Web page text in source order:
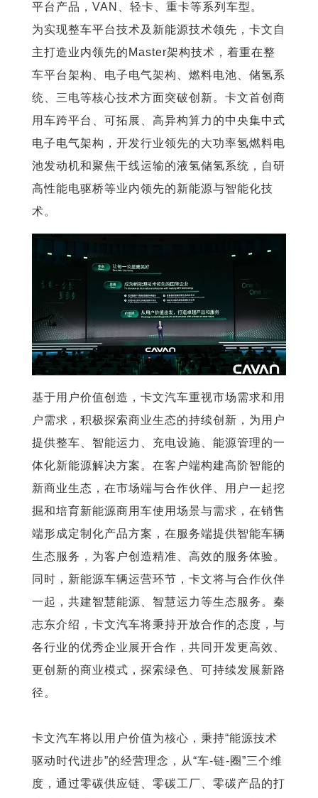
平台产品，VAN、轻卡、重卡等系列车型。
为实现整车平台技术及新能源技术领先，卡文自
主打造业内领先的Master架构技术，着重在整
车平台架构、电子电气架构、燃料电池、储氢系
统、三电等核心技术方面突破创新。卡文首创商
用车跨平台、可拓展、高异构算力的中央集中式
电子电气架构，开发行业领先的大功率氢燃料电
池发动机和聚焦干线运输的液氢储氢系统，自研
高性能电驱桥等业内领先的新能源与智能化技
术。
基于用户价值创造，卡文汽车重视市场需求和用
户需求，积极探索商业生态的持续创新，为用户
提供整车、智能运力、充电设施、能源管理的一
体化新能源解决方案。在客户端构建高阶智能的
新商业生态，在市场端与合作伙伴、用户一起挖
掘和培育新能源商用车使用场景与需求，在销售
端形成定制化产品方案，在服务端提供智能车辆
生态服务，为客户创造精准、高效的服务体验。
同时，新能源车辆运营环节，卡文将与合作伙伴
一起，共建智慧能源、智慧运力等生态服务。秦
志东介绍，卡文汽车将秉持开放合作的态度，与
各行业的优秀企业展开合作，共同开发更高效、
更创新的商业模式，探索绿色、可持续发展新路
径。
卡文汽车将以用户价值为核心，秉持“能源技术
驱动时代进步”的经营理念，从“车-链-圈”三个维
度，通过零碳供应链、零碳工厂、零碳产品的打